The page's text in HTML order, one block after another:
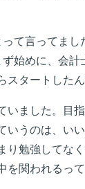
て言ってま
始めに、会
スタートした
ました。目
うのは、い
勉強してな
関われるっ